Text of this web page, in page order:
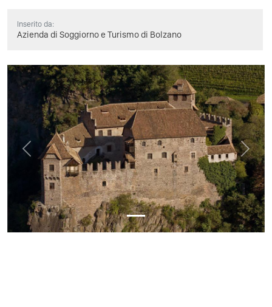
Inserito da:
Azienda di Soggiorno e Turismo di Bolzano
Previous Next